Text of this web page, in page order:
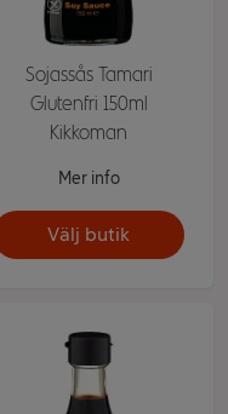
Sojassås Tamari
Glutenfri 150ml
Kikkoman
Mer info
Välj butik